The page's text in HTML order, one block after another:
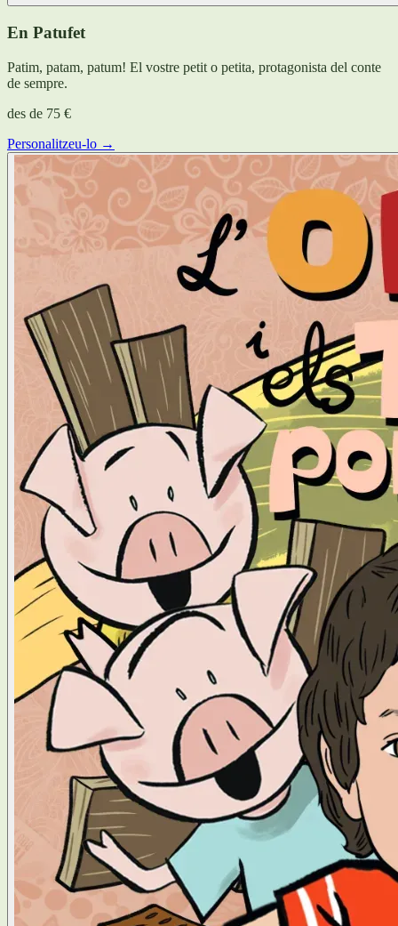
En Patufet
Patim, patam, patum! El vostre petit o petita, protagonista del conte
de sempre.
des de 75 €
Personalitzeu-lo →